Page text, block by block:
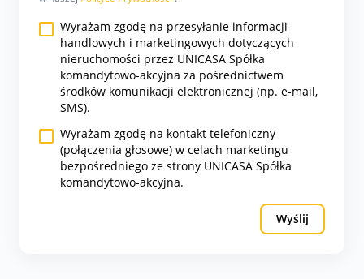
Wyrażam zgodę na przesyłanie informacji
handlowych i marketingowych dotyczących
nieruchomości przez UNICASA Spółka
komandytowo-akcyjna za pośrednictwem
środków komunikacji elektronicznej (np. e-mail,
SMS).
Wyrażam zgodę na kontakt telefoniczny
(połączenia głosowe) w celach marketingu
bezpośredniego ze strony UNICASA Spółka
komandytowo-akcyjna.
Wyślij